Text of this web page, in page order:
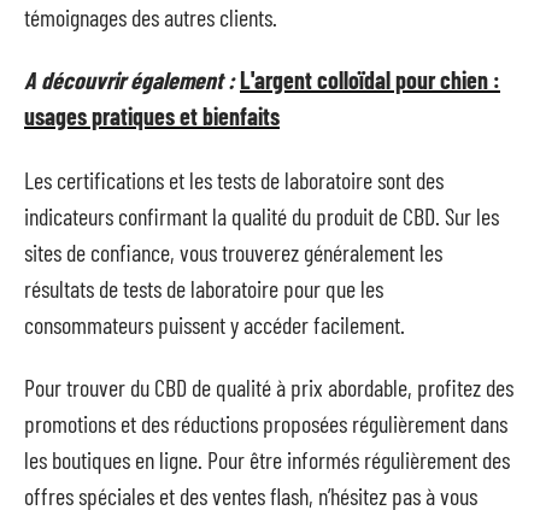
témoignages des autres clients.
A découvrir également :L'argent colloïdal pour chien :
usages pratiques et bienfaits
Les certifications et les tests de laboratoire sont des
indicateurs confirmant la qualité du produit de CBD. Sur les
sites de confiance, vous trouverez généralement les
résultats de tests de laboratoire pour que les
consommateurs puissent y accéder facilement.
Pour trouver du CBD de qualité à prix abordable, profitez des
promotions et des réductions proposées régulièrement dans
les boutiques en ligne. Pour être informés régulièrement des
offres spéciales et des ventes flash, n’hésitez pas à vous